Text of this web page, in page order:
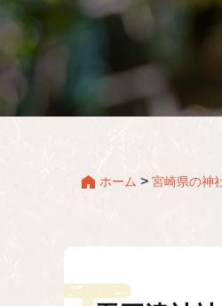
ホーム > 宮崎県の神